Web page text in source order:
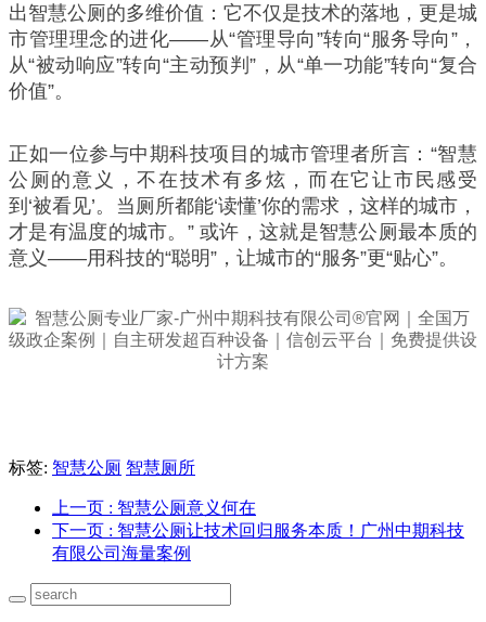
出智慧公厕的多维价值：它不仅是技术的落地，更是城
市管理理念的进化——从“管理导向”转向“服务导向”，
从“被动响应”转向“主动预判”，从“单一功能”转向“复合
价值”。
正如一位参与中期科技项目的城市管理者所言：“智慧
公厕的意义，不在技术有多炫，而在它让市民感受
到‘被看见’。当厕所都能‘读懂’你的需求，这样的城市，
才是有温度的城市。” 或许，这就是智慧公厕最本质的
意义——用科技的“聪明”，让城市的“服务”更“贴心”。
标签: 智慧公厕 智慧厕所
上一页 : 智慧公厕意义何在
下一页 : 智慧公厕让技术回归服务本质！广州中期科技
有限公司海量案例